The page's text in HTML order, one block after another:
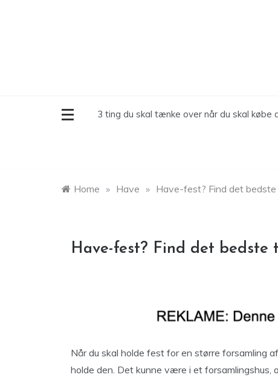
3 ting du skal tænke over når du skal købe
Home » Have » Have-fest? Find det
Have-fest? Find det
Når du skal holde fest for en større forsamling
holde den. Det kunne være i et forsamlingshus,